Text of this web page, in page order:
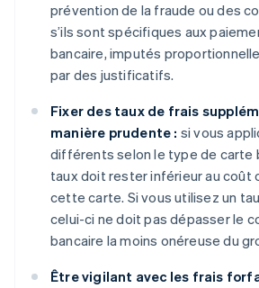
prévention de la fraude ou des
s’ils sont spécifiques aux
bancaire, imputés
par des justificatifs.
Fixer des taux de frais
manière prudente : si vous
différents selon le type de carte
taux doit rester inférieur au coût
cette carte. Si vous utilisez un
celui-ci ne doit pas dépasser le
bancaire la moins onéreuse du
Être vigilant avec les frais